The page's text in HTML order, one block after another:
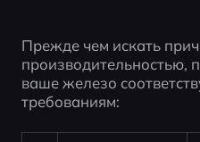
Прежде чем искать
производительностью,
ваше железо
требованиям: